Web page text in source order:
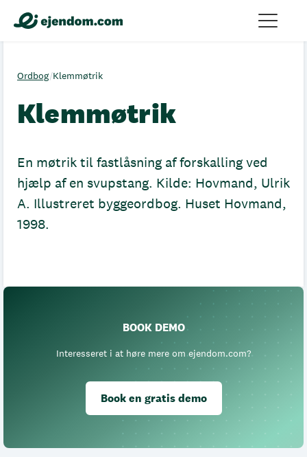
Ordbog/Klemmøtrik
Klemmøtrik
En møtrik til fastlåsning af forskalling ved
hjælp af en svupstang. Kilde: Hovmand, Ulrik
A. Illustreret byggeordbog. Huset Hovmand,
1998.
BOOK DEMO
Interesseret i at høre mere om ejendom.com?
Book en gratis demo